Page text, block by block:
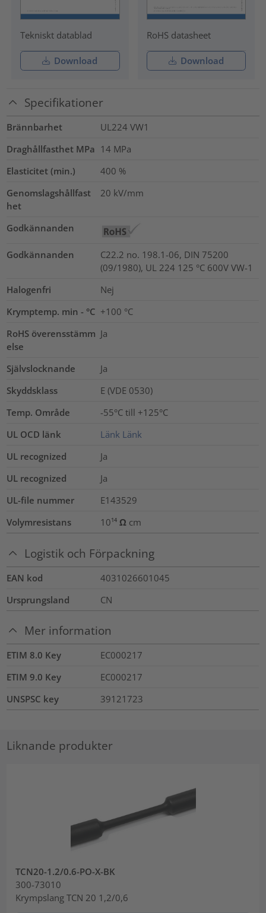
Tekniskt datablad
Download
RoHS datasheet
Download
Specifikationer
Brännbarhet
UL224 VW1
Draghållfasthet MPa 14 MPa
Elasticitet (min.)
400 %
Genomslagshållfast
het
20 kV/mm
Godkännanden
Godkännanden
C22.2 no. 198.1-06, DIN 75200
(09/1980), UL 224 125 °C 600V VW-1
Halogenfri
Nej
Krymptemp. min - °C +100 °C
RoHS överensstämm
else
Ja
Självslocknande
Ja
Skyddsklass
E (VDE 0530)
Temp. Område
-55°C till +125°C
UL OCD länk
Länk Länk
UL recognized
Ja
UL recognized
Ja
UL-file nummer
E143529
Volymresistans
10¹⁴ Ω cm
Logistik och Förpackning
EAN kod
4031026601045
Ursprungsland
CN
Mer information
ETIM 8.0 Key
EC000217
ETIM 9.0 Key
EC000217
UNSPSC key
39121723
Liknande produkter
TCN20-1.2/0.6-PO-X-BK
300-73010
Krympslang TCN 20 1,2/0,6